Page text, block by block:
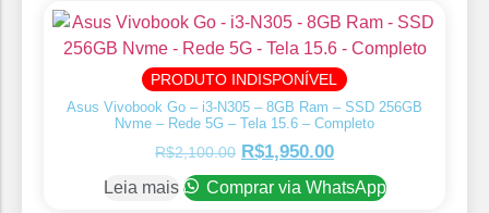
PRODUTO INDISPONÍVEL
Asus Vivobook Go – i3-N305 – 8GB Ram – SSD 256GB
Nvme – Rede 5G – Tela 15.6 – Completo
R$2,100.00 R$1,950.00
Leia mais Comprar via WhatsApp